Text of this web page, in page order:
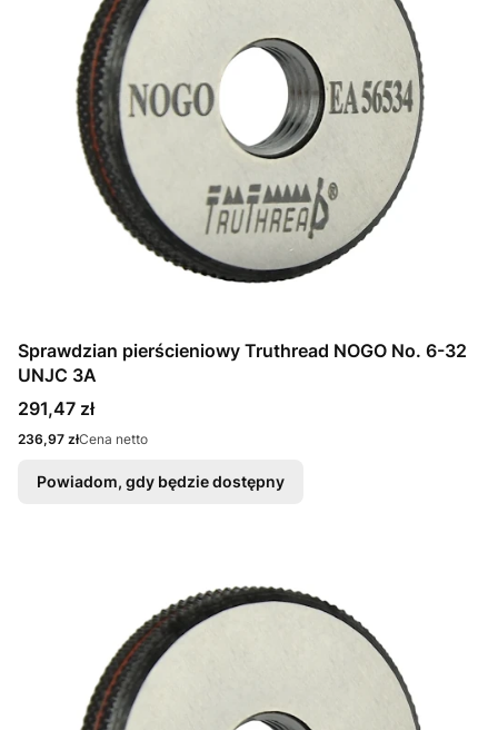
Sprawdzian pierścieniowy Truthread NOGO No. 6-32
UNJC 3A
Cena
291,47 zł
Cena
236,97 złCena netto
Powiadom, gdy będzie dostępny